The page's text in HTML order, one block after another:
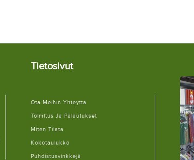
Tietosivut
Ota Meihin Yhteyttä
Toimitus Ja Palautukset
Miten Tilata
Kokotaulukko
Puhdistusvinkkejä